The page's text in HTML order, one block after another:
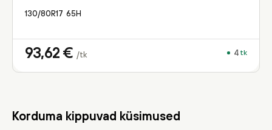
130/80R17 65 H
93,62 € /tk 4 tk
Korduma kippuvad küsimused